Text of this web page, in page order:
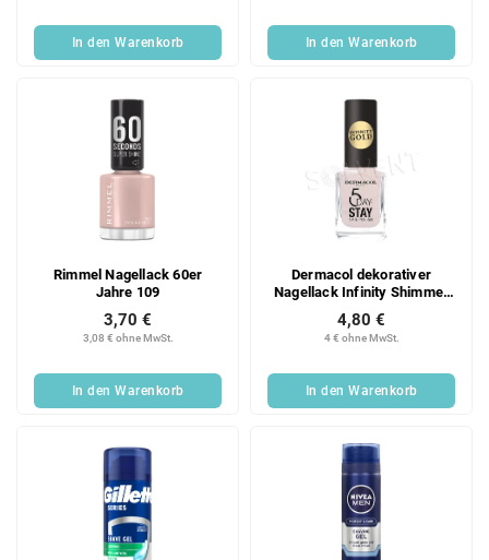
In den Warenkorb In den Warenkorb
Rimmel Nagellack 60er
Jahre 109
3,08 € ohne MwSt.
3,70 €
In den Warenkorb
Dermacol dekorativer
Nagellack Infinity Shimmer
62
4 € ohne MwSt.
4,80 €
In den Warenkorb